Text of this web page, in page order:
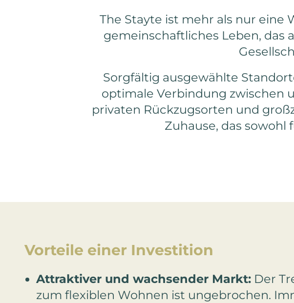
The Stayte ist mehr als nur eine
gemeinschaftliches Leben, das
Sorgfältig ausgewählte
optimale Verbindung zwischen
privaten Rückzugsorten und
Zuhause, das sowohl
Vorteile einer Investition
Attraktiver und wachsender Markt: Der
zum flexiblen Wohnen ist ungebrochen.